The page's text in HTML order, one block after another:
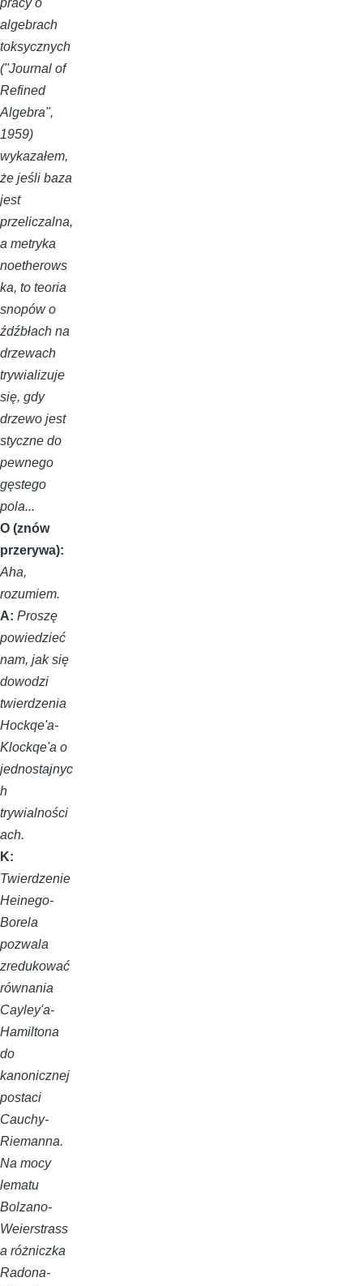
pracy o
algebrach
toksycznych
("Journal of
Refined
Algebra",
1959)
wykazałem,
że jeśli baza
jest
przeliczalna,
a metryka
noetherows
ka, to teoria
snopów o
źdźbłach na
drzewach
trywializuje
się, gdy
drzewo jest
styczne do
pewnego
gęstego
pola...
O (znów
przerywa):
Aha,
rozumiem.
A: Proszę
powiedzieć
nam, jak się
dowodzi
twierdzenia
Hockqe'a-
Klockqe'a o
jednostajnyc
h
trywialności
ach.
K:
Twierdzenie
Heinego-
Borela
pozwala
zredukować
równania
Cayley'a-
Hamiltona
do
kanonicznej
postaci
Cauchy-
Riemanna.
Na mocy
lematu
Bolzano-
Weierstrass
a różniczka
Radona-